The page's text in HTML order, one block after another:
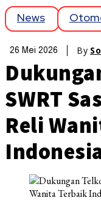
News
26 Mei 2026 By
SWRT
Reli